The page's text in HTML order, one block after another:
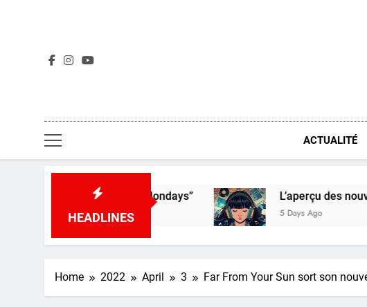
ACTUALITÉ
HEADLINES
Don’t Like Mondays” L’aperçu des nouveaux albums
5 Days Ago
Home 2022 April 3 Far From Your Sun sort son